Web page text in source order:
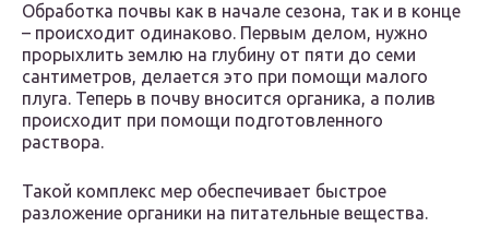
Обработка почвы как в начале сезона, так и в конце
– происходит одинаково. Первым делом, нужно
прорыхлить землю на глубину от пяти до семи
сантиметров, делается это при помощи малого
плуга. Теперь в почву вносится органика, а полив
происходит при помощи подготовленного
раствора.
Такой комплекс мер обеспечивает быстрое
разложение органики на питательные вещества.